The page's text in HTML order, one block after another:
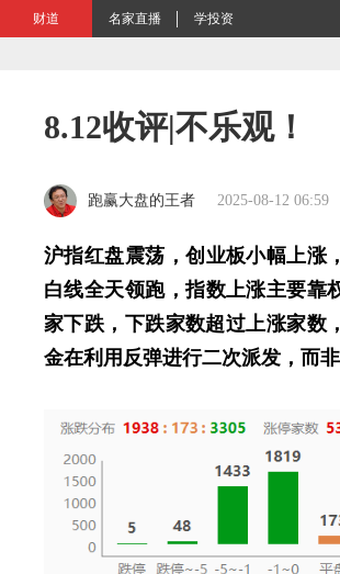
财道 名家直播 学投资
8.12收评|不乐观！
跑赢大盘的王者 2025-08-12 06:59
沪指红盘震荡，创业板小幅上涨
白线全天领跑，指数上涨主要靠
家下跌，下跌家数超过上涨家数
金在利用反弹进行二次派发，而